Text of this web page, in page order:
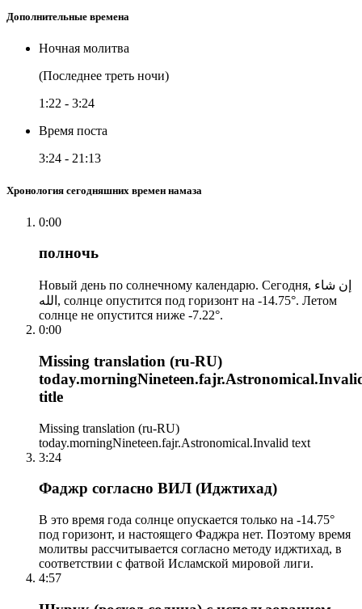
Дополнительные времена
Ночная молитва
(Последнее треть ночи)
1:22 - 3:24
Время поста
3:24 - 21:13
Хронология сегодняшних времен намаза
0:00
полночь
Новый день по солнечному календарю. Сегодня, إن شاء
الله, солнце опустится под горизонт на -14.75°. Летом
солнце не опустится ниже -7.22°.
0:00
Missing translation (ru-RU)
title
Missing translation (ru-RU)
today.morningNineteen.fajr.Astronomical.Invalid text
3:24
Фаджр согласно ВИЛ (Иджтихад)
В это время года солнце опускается только на -14.75°
под горизонт, и настоящего Фаджра нет. Поэтому время
молитвы рассчитывается согласно методу иджтихад, в
соответствии с фатвой Исламской мировой лиги.
4:57